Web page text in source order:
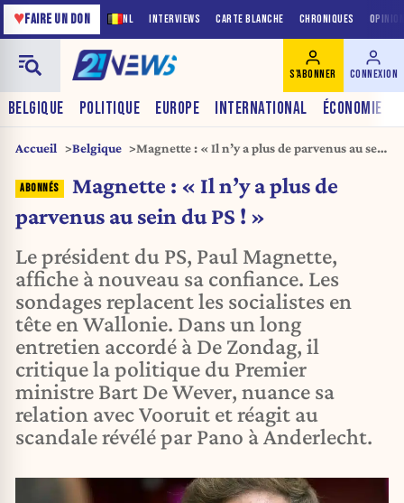
NL INTERVIEWS CARTE BLANCHE CHRONIQUES
♥FAIRE UN DON
BELGIQUE POLITIQUE EUROPE INTERNATIONAL ÉCONOMIE
S'ABONNER CONNEXION
Accueil Belgique
Magnette : « Il n’y a plus de parvenus au sein
Magnette : « Il n’y a plus de
parvenus au sein du PS ! »
Le président du PS, Paul Magnette,
affiche à nouveau sa confiance. Les
sondages replacent les socialistes en
tête en Wallonie. Dans un long
entretien accordé à De Zondag, il
critique la politique du Premier
ministre Bart De Wever, nuance sa
relation avec Vooruit et réagit au
scandale révélé par Pano à Anderlecht.